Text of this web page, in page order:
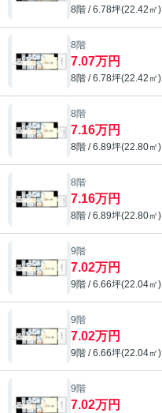
8階 / 6.78坪(22.42㎡)
8階
7.07万円
8階 / 6.78坪(22.42㎡)
8階
7.16万円
8階 / 6.89坪(22.80㎡)
8階
7.16万円
8階 / 6.89坪(22.80㎡)
9階
7.02万円
9階 / 6.66坪(22.04㎡)
9階
7.02万円
9階 / 6.66坪(22.04㎡)
9階
7.02万円